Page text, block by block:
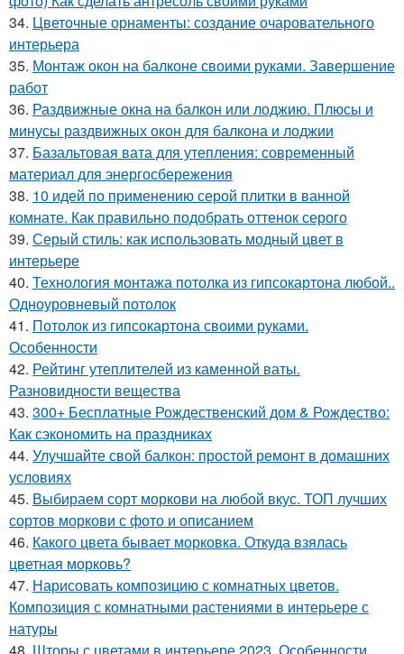
34. Цветочные орнаменты: создание очаровательного
интерьера
35. Монтаж окон на балконе своими руками. Завершение
работ
36. Раздвижные окна на балкон или лоджию. Плюсы и
минусы раздвижных окон для балкона и лоджии
37. Базальтовая вата для утепления: современный
материал для энергосбережения
38. 10 идей по применению серой плитки в ванной
комнате. Как правильно подобрать оттенок серого
39. Серый стиль: как использовать модный цвет в
интерьере
40. Технология монтажа потолка из гипсокартона любой..
Одноуровневый потолок
41. Потолок из гипсокартона своими руками.
Особенности
42. Рейтинг утеплителей из каменной ваты.
Разновидности вещества
43. 300+ Бесплатные Рождественский дом & Рождество:
Как сэкономить на праздниках
44. Улучшайте свой балкон: простой ремонт в домашних
условиях
45. Выбираем сорт моркови на любой вкус. ТОП лучших
сортов моркови с фото и описанием
46. Какого цвета бывает морковка. Откуда взялась
цветная морковь?
47. Нарисовать композицию с комнатных цветов.
Композиция с комнатными растениями в интерьере с
натуры